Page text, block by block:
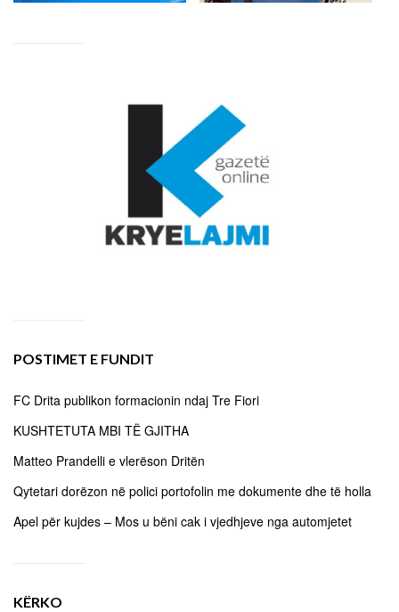
POSTIMET E FUNDIT
FC Drita publikon formacionin ndaj Tre Fiori
KUSHTETUTA MBI TË GJITHA
Matteo Prandelli e vlerëson Dritën
Qytetari dorëzon në polici portofolin me dokumente dhe të holla
Apel për kujdes – Mos u bëni cak i vjedhjeve nga automjetet
KËRKO